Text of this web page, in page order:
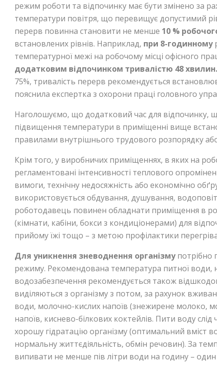
режим роботи та відпочинку має бути змінено за
температури повітря, що перевищує допустимий
перерв повинна становити не менше 10 %
встановлених рівнів. Наприклад, при 8-годинному
температурної межі на робочому місці офісного
додатковим відпочинком тривалістю 48 хвилин.
75%, тривалість перерв рекомендується
пояснила експертка з охорони праці головного
Наголошуємо, що додатковий час для відпочинку,
підвищення температури в приміщенні вище
правилами внутрішнього трудового розпорядку
Крім того, у виробничих приміщеннях, в яких на
регламентовані інтенсивності теплового
вимоги, технічну недосяжність або економічно
використовується обдування, душування,
роботодавець повинен обладнати приміщення в
(кімнати, кабіни, бокси з кондиціонерами) для
прийому їжі тощо – з метою профілактики
Для уникнення зневоднення організмупотрібно
режиму. Рекомендована температура питної води,
водозабезпечення рекомендується також
виділяються з організму з потом, за рахунок
води, молочно-кислих напоїв (знежирене молоко,
напоїв, киснево-білкових коктейлів. Пити воду
хорошу гідратацію організму (оптимальний вміст
нормальну життєдіяльність, обмін речовин). За
випивати не менше пів літри води на годину –